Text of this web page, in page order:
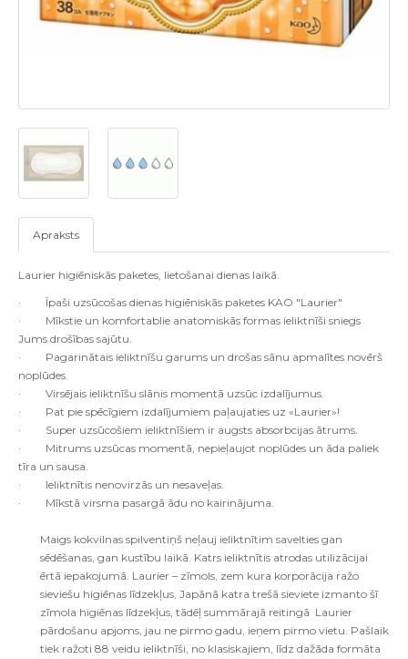
Apraksts
Laurier higiēniskās paketes, lietošanai dienas laikā.
·
Īpaši uzsūcošas dienas higiēniskās paketes KAO "Laurier"
·
Mīkstie un komfortablie anatomiskās formas ieliktnīši sniegs
Jums drošības sajūtu.
·
Pagarinātais ieliktnīšu garums un drošas sānu apmalītes novērš
noplūdes.
·
Virsējais ieliktnīšu slānis momentā uzsūc izdalījumus.
·
Pat pie spēcīgiem izdalījumiem paļaujaties uz «Laurier»!
·
Super uzsūcošiem ieliktnīšiem ir augsts absorbcijas ātrums.
·
Mitrums uzsūcas momentā, nepieļaujot noplūdes un āda paliek
tīra un sausa.
·
Ieliktnītis nenovirzās un nesaveļas.
·
Mīkstā virsma pasargā ādu no kairinājuma.
Maigs kokvilnas spilventiņš neļauj ieliktnītim savelties gan
sēdēšanas, gan kustību laikā. Katrs ieliktnītis atrodas utilizācijai
ērtā iepakojumā. Laurier – zīmols, zem kura korporācija ražo
sieviešu higiēnas līdzekļus, Japānā katra trešā sieviete izmanto šī
zīmola higiēnas līdzekļus, tādēļ summārajā reitingā Laurier
pārdošanu apjoms, jau ne pirmo gadu, ieņem pirmo vietu. Pašlaik
tiek ražoti 88 veidu ieliktnīši, no klasiskajiem, līdz dažāda formāta